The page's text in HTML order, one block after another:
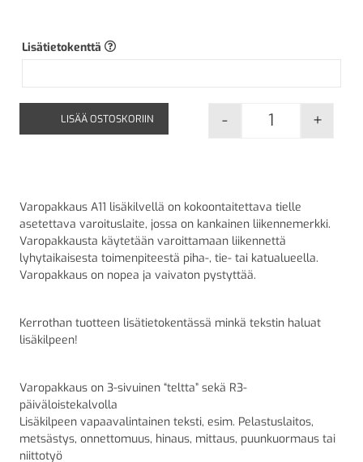
Lisätietokenttä
Varopakkaus
- +
LISÄÄ OSTOSKORIIN
Varopakkaus A11 lisäkilvellä on kokoontaitettava tielle
asetettava varoituslaite, jossa on kankainen liikennemerkki.
Varopakkausta käytetään varoittamaan liikennettä
lyhytaikaisesta toimenpiteestä piha-, tie- tai katualueella.
Varopakkaus on nopea ja vaivaton pystyttää.
Kerrothan tuotteen lisätietokentässä minkä tekstin haluat
lisäkilpeen!
Varopakkaus on 3-sivuinen “teltta” sekä R3-
päiväloistekalvolla
Lisäkilpeen vapaavalintainen teksti, esim. Pelastuslaitos,
metsästys, onnettomuus, hinaus, mittaus, puunkuormaus tai
niittotyö